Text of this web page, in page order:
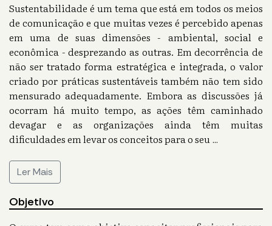
Sustentabilidade é um tema que está em todos os meios
de comunicação e que muitas vezes é percebido apenas
em uma de suas dimensões - ambiental, social e
econômica - desprezando as outras. Em decorrência de
não ser tratado forma estratégica e integrada, o valor
criado por práticas sustentáveis também não tem sido
mensurado adequadamente. Embora as discussões já
ocorram há muito tempo, as ações têm caminhado
devagar e as organizações ainda têm muitas
dificuldades em levar os conceitos para o seu...
Ler Mais
Objetivo